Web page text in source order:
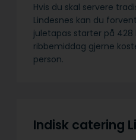
Hvis du skal servere
Lindesnes kan du
juletapas starter på 428
ribbemiddag gjerne
person.
Indisk catering